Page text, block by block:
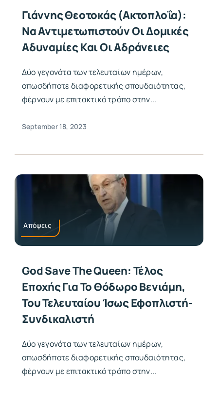
Γιάννης Θεοτοκάς (Ακτοπλοΐα):
Να Αντιμετωπιστούν Οι Δομικές
Αδυναμίες Και Οι Αδράνειες
Δύο γεγονότα των τελευταίων ημέρων,
οπωσδήποτε διαφορετικής σπουδαιότητας,
φέρνουν με επιτακτικό τρόπο στην...
September 18, 2023
Απόψεις
God Save The Queen: Τέλος
Εποχής Για Το Θόδωρο Βενιάμη,
Του Τελευταίου Ίσως Εφοπλιστή-
Συνδικαλιστή
Δύο γεγονότα των τελευταίων ημέρων,
οπωσδήποτε διαφορετικής σπουδαιότητας,
φέρνουν με επιτακτικό τρόπο στην...